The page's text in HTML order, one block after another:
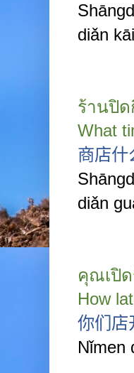
diǎn
ร้านปิด
What
商店什
diǎn
คุณเปิ
How
你们店
Nǐmen